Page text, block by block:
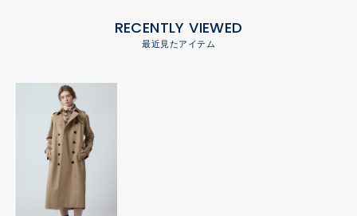
RECENTLY VIEWED
最近見たアイテム